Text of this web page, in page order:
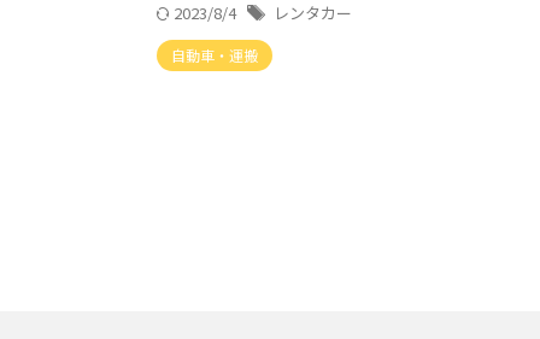
2023/8/4 レンタカー
自動車・運搬